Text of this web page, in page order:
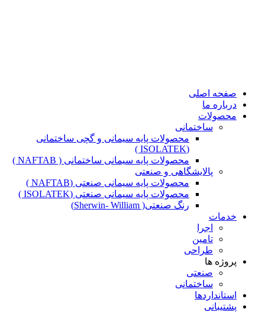
صفحه اصلی
درباره ما
محصولات
ساختمانی
محصولات پایه سیمانی و گچی ساختمانی
(ISOLATEK )
محصولات پایه سیمانی ساختمانی ( NAFTAB )
پالایشگاهی و صنعتی
محصولات پایه سیمانی صنعتی (NAFTAB )
محصولات پایه سیمانی صنعتی (ISOLATEK )
رنگ صنعتی( Sherwin- William)
خدمات
اجرا
تامین
طراحی
پروژه ها
صنعتی
ساختمانی
استانداردها
پشتیبانی